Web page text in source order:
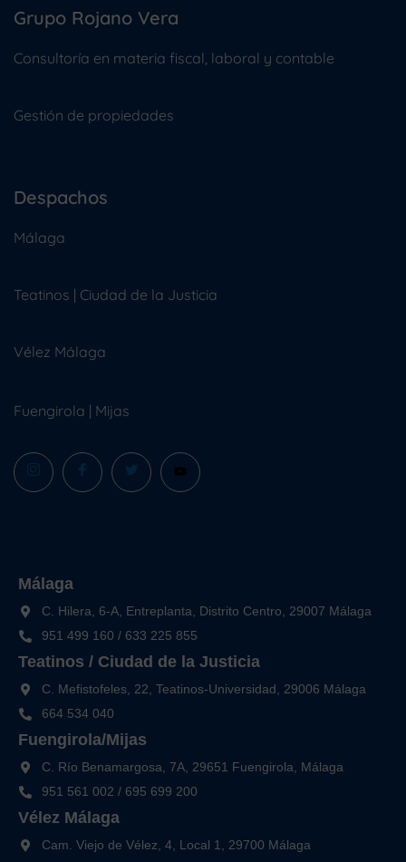
Grupo Rojano Vera
Consultoría en materia fiscal, laboral y contable
Gestión de propiedades
Despachos
Málaga
Teatinos | Ciudad de la Justicia
Vélez Málaga
Fuengirola | Mijas
Málaga
C. Hilera, 6-A, Entreplanta, Distrito Centro, 29007 Málaga
951 499 160 / 633 225 855
Teatinos / Ciudad de la Justicia
C. Mefistofeles, 22, Teatinos-Universidad, 29006 Málaga
664 534 040
Fuengirola/Mijas
C. Río Benamargosa, 7A, 29651 Fuengirola, Málaga
951 561 002 / 695 699 200
Vélez Málaga
Cam. Viejo de Vélez, 4, Local 1, 29700 Málaga